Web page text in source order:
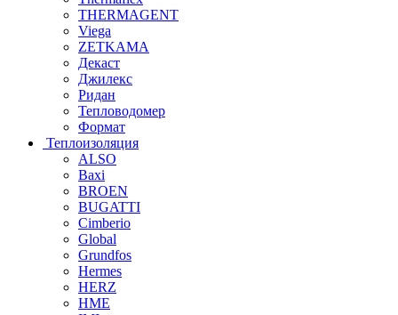
THERMAGENT
Viega
ZETKAMA
Декаст
Джилекс
Ридан
Тепловодомер
Формат
Теплоизоляция
ALSO
Baxi
BROEN
BUGATTI
Cimberio
Global
Grundfos
Hermes
HERZ
HME